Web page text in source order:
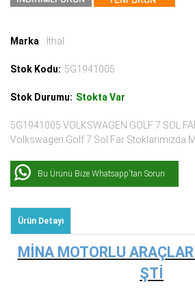
Marka : İthal
Stok Kodu: 5G1941005
Stok Durumu: Stokta Var
5G1941005 VOLKSWAGEN GOLF 7 SOL
Volkswagen Golf 7 Sol Far Stoklarımızda
Bu Ürünü Bize Whatsapp'tan Sorun
Ürün Detayı
MİNA MOTORLU
ŞTİ